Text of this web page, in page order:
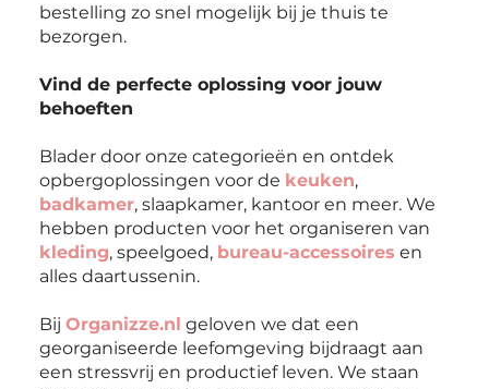
bestelling zo snel mogelijk bij je thuis te
bezorgen.
Vind de perfecte oplossing voor jouw
behoeften
Blader door onze categorieën en ontdek
opbergoplossingen voor de keuken,
badkamer, slaapkamer, kantoor en meer. We
hebben producten voor het organiseren van
kleding, speelgoed, bureau-accessoires en
alles daartussenin.
Bij Organizze.nl geloven we dat een
georganiseerde leefomgeving bijdraagt aan
een stressvrij en productief leven. We staan